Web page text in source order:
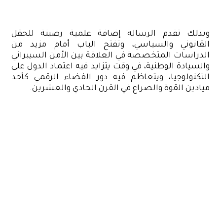
وبذلك تقدم الرسالة إضافة علمية رصينة للحقل
القانوني والسياسي، وتفتح الباب أمام مزيد من
الدراسات المتخصصة في العلاقة بين الأمن السيبراني
والسيادة الوطنية، في وقت يتزايد فيه اعتماد الدول على
التكنولوجيا، ويتعاظم فيه دور الفضاء الرقمي كأحد
ميادين القوة والصراع في القرن الحادي والعشرين.